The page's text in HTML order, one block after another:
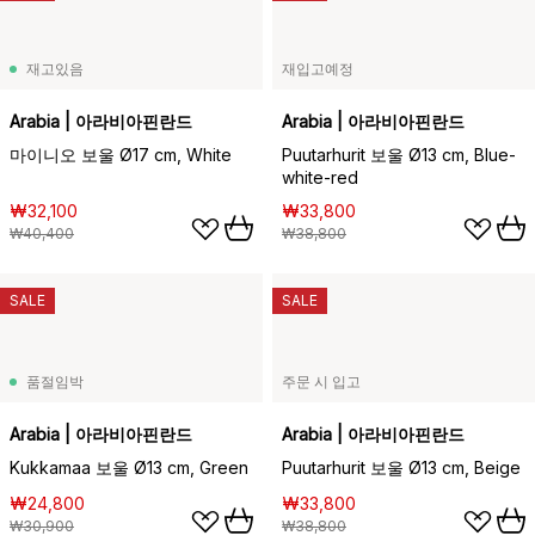
재고있음
Arabia | 아라비아핀란드
마이니오 보울 Ø17 cm, White
₩32,100
₩40,400
재입고예정
Arabia | 아라비아핀란드
Puutarhurit 보울 Ø13 cm, Blue-
white-red
₩33,800
₩38,800
품절임박
Arabia | 아라비아핀란드
Kukkamaa 보울 Ø13 cm, Green
₩24,800
₩30,900
SALE
주문 시 입고
Arabia | 아라비아핀란드
Puutarhurit 보울 Ø13 cm, Beige
₩33,800
₩38,800
SALE